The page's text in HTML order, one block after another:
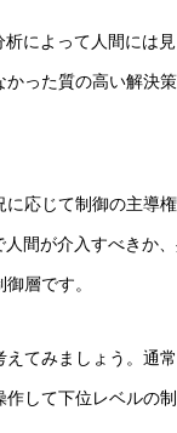
によって人間には
った質の高い解決
応じて制御の主導
間が介入すべきか
層です。
てみましょう。通
して下位レベルの